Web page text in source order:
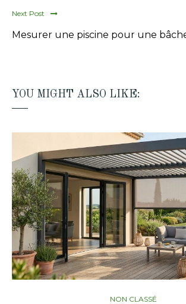
Next Post
Mesurer une piscine pour une
YOU MIGHT ALSO LIKE:
NON CLASSÉ